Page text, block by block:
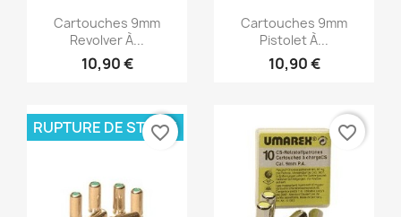
Aperçu rapide
Cartouches 9mm
Revolver À...
10,90 €
Aperçu rapide
Cartouches 9mm
Pistolet À...
10,90 €
RUPTURE DE STOCK
favorite_border favorite_border